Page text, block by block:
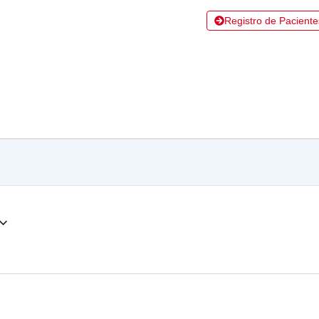
Registro de